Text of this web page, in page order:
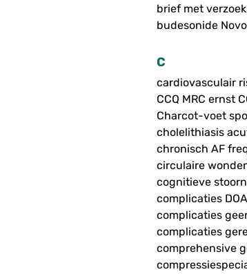
brief met
budesonide
C
cardiovasculair
CCQ MRC ernst
Charcot-voet
cholelithiasis
chronisch AF
circulaire
cognitieve
complicaties
complicaties
complicaties
comprehensive